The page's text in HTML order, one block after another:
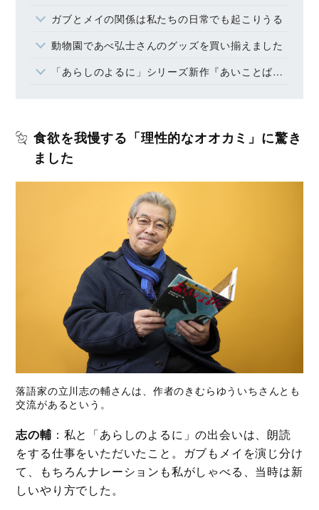
ガブとメイの関係は私たちの日常でも起こりうる
動物園であべ弘士さんのグッズを買い揃えました
「あらしのよるに」シリーズ新作『あいことばはあらしのよるに』がついに発売！
食欲を我慢する「理性的なオオカミ」に驚き
ました
落語家の立川志の輔さんは、作者のきむらゆういちさんとも
交流があるという。
志の輔 ：私と「あらしのよるに」の出会いは、朗読
をする仕事をいただいたこと。ガブもメイを演じ分け
て、もちろんナレーションも私がしゃべる、当時は新
しいやり方でした。